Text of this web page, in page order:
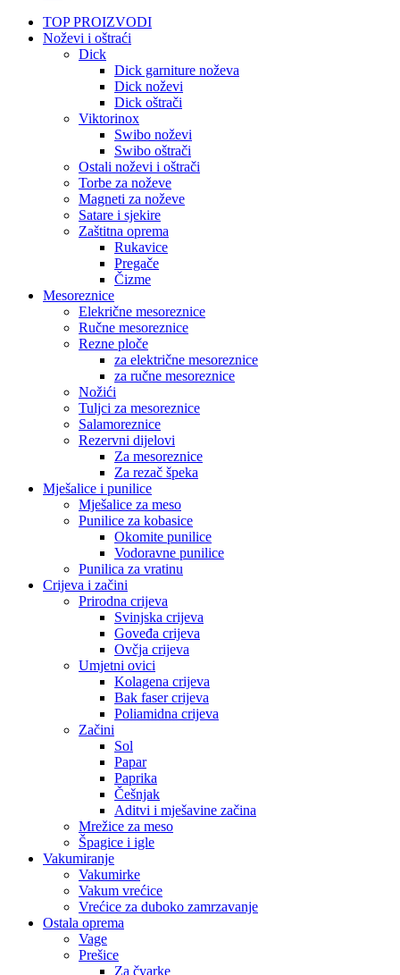
TOP PROIZVODI
Noževi i oštraći
Dick
Dick garniture noževa
Dick noževi
Dick oštrači
Viktorinox
Swibo noževi
Swibo oštrači
Ostali noževi i oštrači
Torbe za noževe
Magneti za noževe
Satare i sjekire
Zaštitna oprema
Rukavice
Pregače
Čizme
Mesoreznice
Elekrične mesoreznice
Ručne mesoreznice
Rezne ploče
za električne mesoreznice
za ručne mesoreznice
Nožići
Tuljci za mesoreznice
Salamoreznice
Rezervni dijelovi
Za mesoreznice
Za rezač špeka
Mješalice i punilice
Mješalice za meso
Punilice za kobasice
Okomite punilice
Vodoravne punilice
Punilica za vratinu
Crijeva i začini
Prirodna crijeva
Svinjska crijeva
Goveđa crijeva
Ovčja crijeva
Umjetni ovici
Kolagena crijeva
Bak faser crijeva
Poliamidna crijeva
Začini
Sol
Papar
Paprika
Češnjak
Aditvi i mješavine začina
Mrežice za meso
Špagice i igle
Vakumiranje
Vakumirke
Vakum vrećice
Vrećice za duboko zamrzavanje
Ostala oprema
Vage
Prešice
Za čvarke